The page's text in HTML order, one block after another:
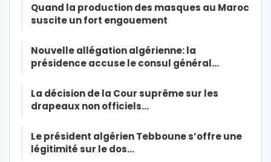
Quand la production des masques au Maroc
suscite un fort engouement
Nouvelle allégation algérienne: la
présidence accuse le consul général…
La décision de la Cour suprême sur les
drapeaux non officiels…
Le président algérien Tebboune s’offre une
légitimité sur le dos…